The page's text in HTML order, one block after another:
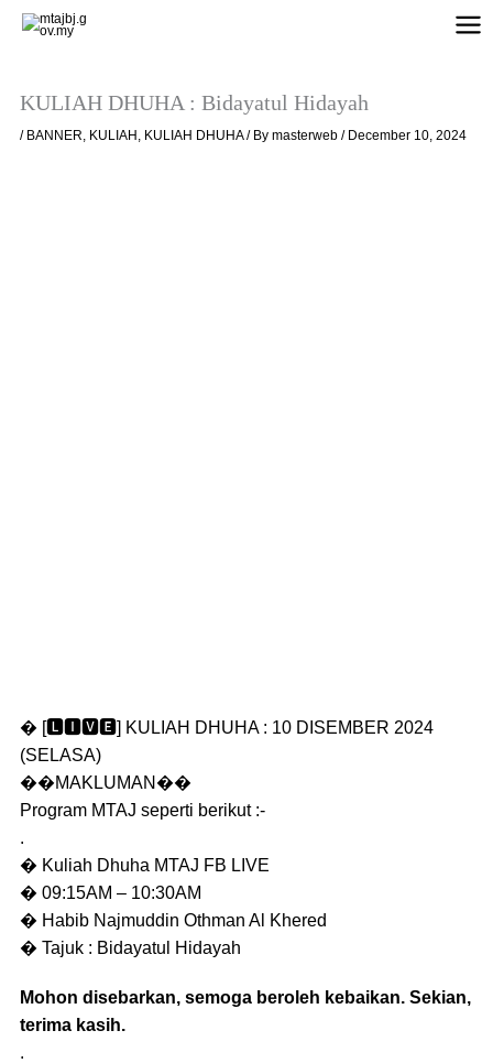
KULIAH DHUHA : Bidayatul Hidayah
/ BANNER, KULIAH , KULIAH DHUHA/ Bymasterweb/ December 10, 2024
� [🅻🅸🆅🅴] KULIAH DHUHA : 10 DISEMBER 2024
(SELASA)
��MAKLUMAN��
Program MTAJ seperti berikut :-
.
� Kuliah Dhuha MTAJ FB LIVE
� 09:15AM – 10:30AM
� Habib Najmuddin Othman Al Khered
� Tajuk : Bidayatul Hidayah
Mohon disebarkan, semoga beroleh kebaikan. Sekian,
terima kasih.
.